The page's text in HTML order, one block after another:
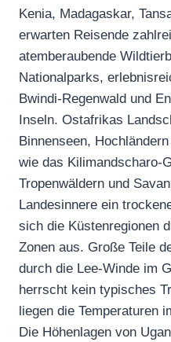
Kenia, Madagaskar,
erwarten Reisende
atemberaubende
Nationalparks,
Bwindi-Regenwald und
Inseln. Ostafrikas
Binnenseen,
wie das Kilimandscharo-
Tropenwäldern und
Landesinnere ein
sich die Küstenregionen
Zonen aus. Große Teile
durch die Lee-Winde im
herrscht kein typisches
liegen die Temperaturen
Die Höhenlagen von